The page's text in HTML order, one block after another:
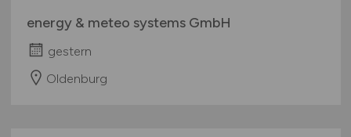
energy & meteo systems GmbH
gestern
Oldenburg